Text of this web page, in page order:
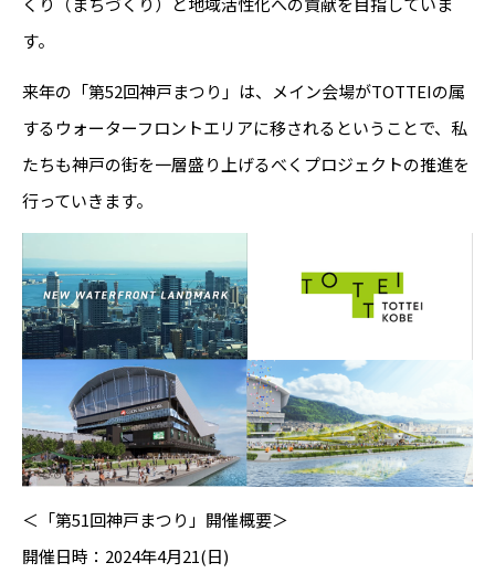
す。
来年の「第52回神戸まつり」は、メイン会場がTOTTEIの属
するウォーターフロントエリアに移されるということで、私
たちも神戸の街を一層盛り上げるべくプロジェクトの推進を
行っていきます。
＜「第51回神戸まつり」開催概要＞
開催日時：2024年4月21(日)